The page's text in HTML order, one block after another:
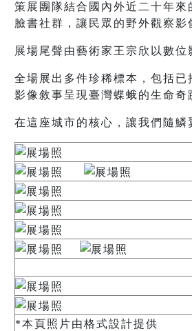
策展團隊結合國內外近二十年
臉書社群，讓民眾的野外觀察
展場尾聲由藝術家王宗欣以數
全場展出多件珍稀標本，包括已
影像敘事呈現臺灣蝶蛾的生命奇
在這座城市的核心，讓我們隨鱗
*本頁照片由格式設計提供